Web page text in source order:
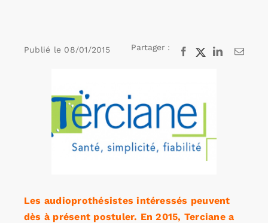
Annonces emploi
Publié le 08/01/2015 Partager : Facebook
X LinkedInEmail
l'image
agrandie
Les audioprothésistes intéressés peuvent
dès à présent postuler. En 2015, Terciane a